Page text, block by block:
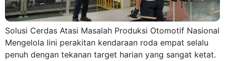
Solusi Cerdas Atasi Masalah Produksi Otomotif Nasional
Mengelola lini perakitan kendaraan roda empat selalu
penuh dengan tekanan target harian yang sangat ketat.